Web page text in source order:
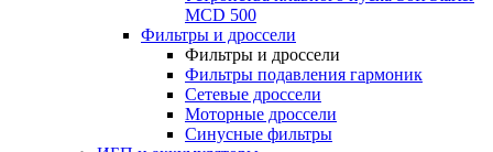
MCD 500
Фильтры и дроссели
Фильтры и дроссели
Фильтры подавления гармоник
Сетевые дроссели
Моторные дроссели
Синусные фильтры